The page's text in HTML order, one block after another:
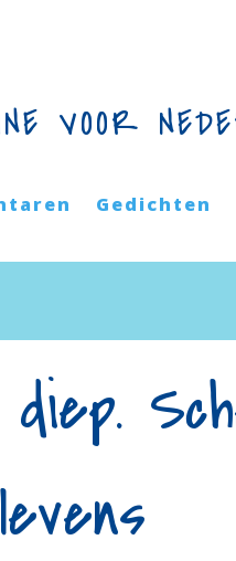
VOOR
Gedichten